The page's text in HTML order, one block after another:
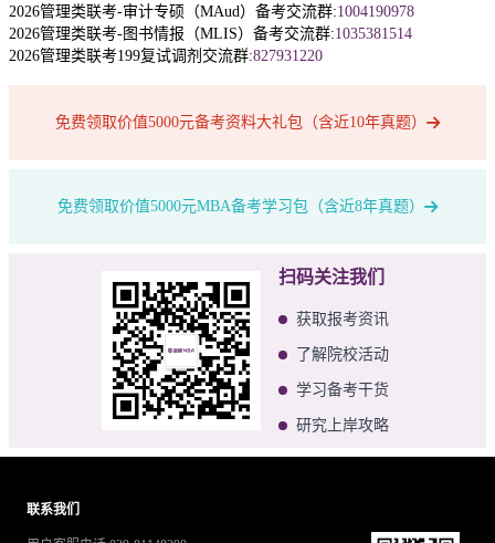
2026管理类联考-审计专硕（MAud）备考交流群:1004190978
2026管理类联考-图书情报（MLIS）备考交流群:1035381514
2026管理类联考199复试调剂交流群:827931220
免费领取价值5000元备考资料大礼包（含近10年真题）
免费领取价值5000元MBA备考学习包（含近8年真题）
扫码关注我们
获取报考资讯
了解院校活动
学习备考干货
研究上岸攻略
联系我们